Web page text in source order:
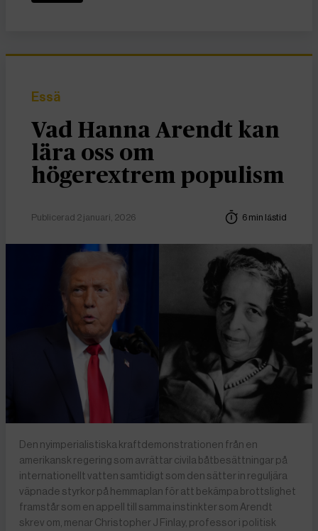
Essä
Vad Hanna Arendt kan
lära oss om
högerextrem populism
Publicerad 2 januari, 2026 6 min lästid
Den nyimperialistiska kraftdemonstrationen från en
amerikansk regering som avrättar civila båtbesättningar på
internationellt vatten samtidigt som den sätter in reguljära
väpnade styrkor på hemmaplan för att bekämpa brottslighet
framstår som en appell till samma instinkter som Arendt
skrev om, menar Christopher J Finlay, professor i politisk